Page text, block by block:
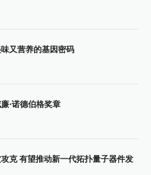
又营养的基因密码
·诺德伯格奖章
克 有望推动新一代拓扑量子器件发